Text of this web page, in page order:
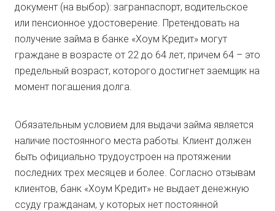
документ (на выбор): загранпаспорт, водительское
или пенсионное удостоверение. Претендовать на
получение займа в банке «Хоум Кредит» могут
граждане в возрасте от 22 до 64 лет, причем 64 – это
предельный возраст, которого достигнет заемщик на
момент погашения долга.
Обязательным условием для выдачи займа является
наличие постоянного места работы. Клиент должен
быть официально трудоустроен на протяжении
последних трех месяцев и более. Согласно отзывам
клиентов, банк «Хоум Кредит» не выдает денежную
ссуду гражданам, у которых нет постоянной